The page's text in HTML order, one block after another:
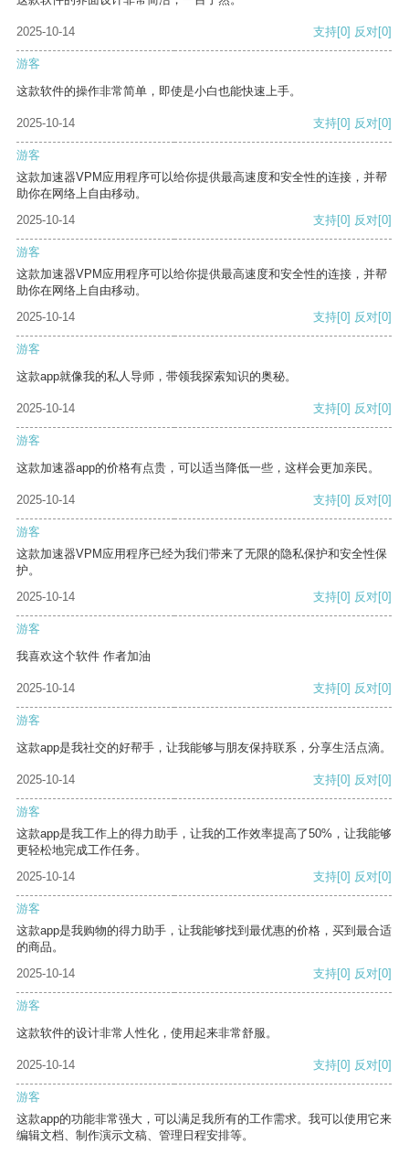
2025-10-14 支持[0] 反对[0]
游客
这款软件的操作非常简单，即使是小白也能快速上手。
2025-10-14 支持[0] 反对[0]
游客
这款加速器VPM应用程序可以给你提供最高速度和安全性的连接，并帮
助你在网络上自由移动。
2025-10-14
支持[0] 反对[0]
游客
这款加速器VPM应用程序可以给你提供最高速度和安全性的连接，并帮
助你在网络上自由移动。
2025-10-14
支持[0] 反对[0]
游客
这款app就像我的私人导师，带领我探索知识的奥秘。
2025-10-14 支持[0] 反对[0]
游客
这款加速器app的价格有点贵，可以适当降低一些，这样会更加亲民。
2025-10-14 支持[0] 反对[0]
游客
这款加速器VPM应用程序已经为我们带来了无限的隐私保护和安全性保
护。
2025-10-14
支持[0] 反对[0]
游客
我喜欢这个软件 作者加油
2025-10-14 支持[0] 反对[0]
游客
这款app是我社交的好帮手，让我能够与朋友保持联系，分享生活点滴。
2025-10-14 支持[0] 反对[0]
游客
这款app是我工作上的得力助手，让我的工作效率提高了50%，让我能够
更轻松地完成工作任务。
2025-10-14
支持[0] 反对[0]
游客
这款app是我购物的得力助手，让我能够找到最优惠的价格，买到最合适
的商品。
2025-10-14
支持[0] 反对[0]
游客
这款软件的设计非常人性化，使用起来非常舒服。
2025-10-14 支持[0] 反对[0]
游客
这款app的功能非常强大，可以满足我所有的工作需求。我可以使用它来
编辑文档、制作演示文稿、管理日程安排等。